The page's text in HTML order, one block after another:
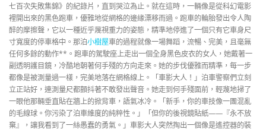
七百次失敗集錦》的紀錄片，直到哭泣為止。就在這時，一輛像是從科幻電影
裡開出來的黑色跑車，優雅地從網格的邊緣漂移而過。跑車的輪胎發出令人陶
醉的摩擦聲，它以一種近乎蔑視重力的姿態，精準地停進了一個只有它車身尺
寸寬度的停車格中。那泊小樹屋車的過程就像一場舞蹈，流暢、完美，且毫無
任何多餘的動作**。跑車的駕駛座上走出一個全身黑色皮衣的女人，她戴著一
副透明護目鏡，冷酷地朝著何手殘的方向走來。她的步伐優雅而精準，每一步
都像是被測量過一樣，完美地落在網格線上。「車影大人！」泊車警察們立刻
立正站好，連測量尺都顫抖著不敢發出聲音。她走到何手殘面前，輕蔑地掃了
一眼他那輛垂直貼在牆上的掀背車，語氣冰冷。「新手，你的車技像一團混亂
的毛線球。你污染了泊車維度的純粹性。」「但你的後視鏡貼紙——『永不放
棄』，讓我看到了一絲愚蠢的勇氣。」車影大人突然掏出一個像是遙控器的裝